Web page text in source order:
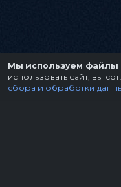
Мы используем файлы
использовать сайт, вы
сбора и обработки